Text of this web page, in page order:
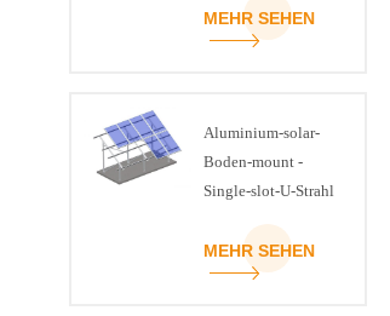
MEHR SEHEN
Aluminium-solar-
Boden-mount -
Single-slot-U-Strahl
MEHR SEHEN